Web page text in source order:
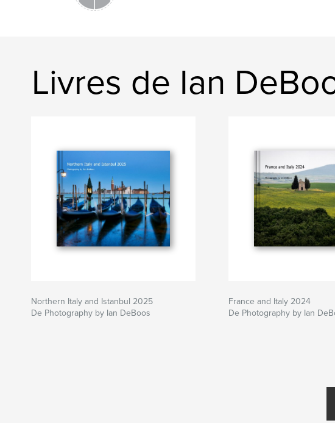
Livres de Ian
Northern Italy and Istanbul 2025
De Photography by Ian DeBoos
France and Italy 2024
De Photography by Ian